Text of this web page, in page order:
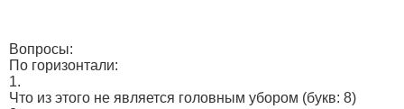
Вопросы:
По горизонтали:
1.
Что из этого не является головным убором (букв: 8)